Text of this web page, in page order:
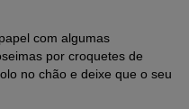
com algumas
por croquetes de
no chão e deixe que o seu